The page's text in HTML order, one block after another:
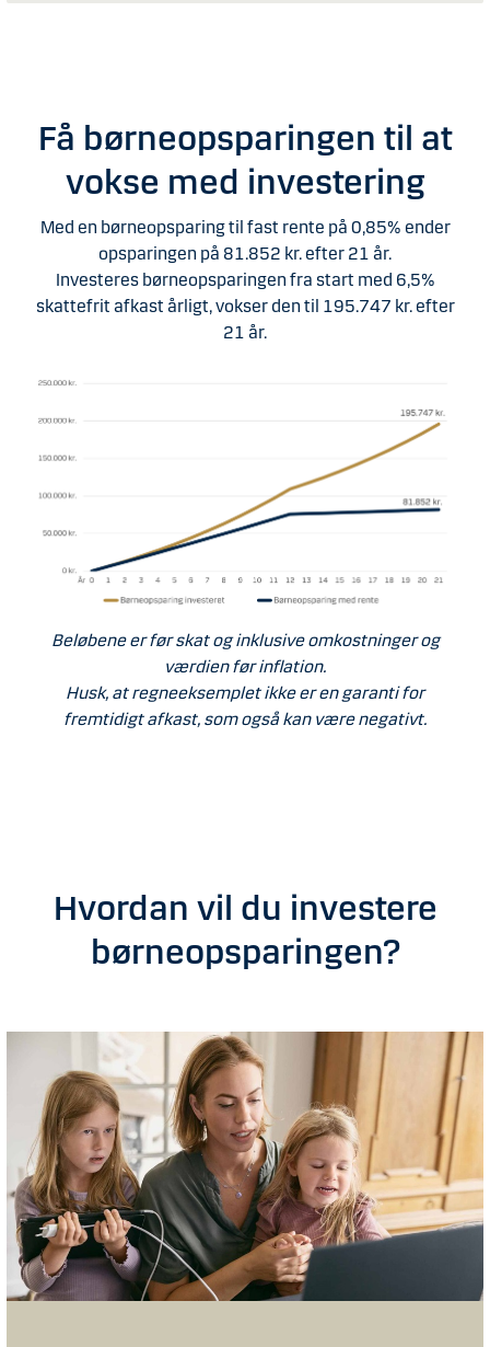
Få børneopsparingen til at
vokse med investering
Med en børneopsparing til fast rente på 0,85% ender
opsparingen på 81.852 kr. efter 21 år.
Investeres børneopsparingen fra start med 6,5%
skattefrit afkast årligt, vokser den til 195.747 kr. efter
21 år.
Beløbene er før skat og inklusive omkostninger og
værdien før inflation.
Husk, at regneeksemplet ikke er en garanti for
fremtidigt afkast, som også kan være negativt.
Hvordan vil du investere
børneopsparingen?